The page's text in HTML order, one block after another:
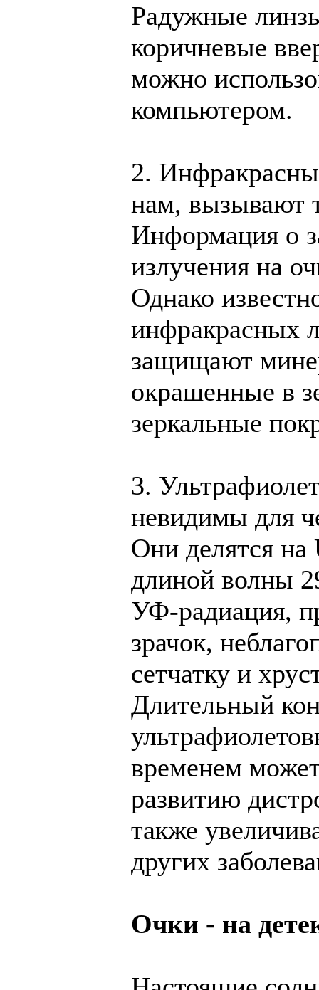
Радужные
коричневые
можно
компьютером.
2.
нам, вызывают
Информация о
излучения на
Однако
инфракрасных
защищают
окрашенные в
зеркальные
3.
невидимы для
Они делятся
длиной волны
УФ-радиация,
зрачок,
сетчатку и
Длительный
временем
развитию
также
других
Очки - на